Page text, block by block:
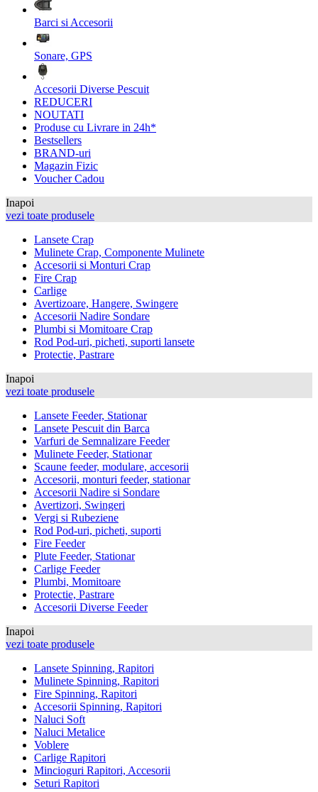
Barci si Accesorii
Sonare, GPS
Accesorii Diverse Pescuit
REDUCERI
NOUTATI
Produse cu Livrare in 24h*
Bestsellers
BRAND-uri
Magazin Fizic
Voucher Cadou
Inapoi
vezi toate produsele
Lansete Crap
Mulinete Crap, Componente Mulinete
Accesorii si Monturi Crap
Fire Crap
Carlige
Avertizoare, Hangere, Swingere
Accesorii Nadire Sondare
Plumbi si Momitoare Crap
Rod Pod-uri, picheti, suporti lansete
Protectie, Pastrare
Inapoi
vezi toate produsele
Lansete Feeder, Stationar
Lansete Pescuit din Barca
Varfuri de Semnalizare Feeder
Mulinete Feeder, Stationar
Scaune feeder, modulare, accesorii
Accesorii, monturi feeder, stationar
Accesorii Nadire si Sondare
Avertizori, Swingeri
Vergi si Rubeziene
Rod Pod-uri, picheti, suporti
Fire Feeder
Plute Feeder, Stationar
Carlige Feeder
Plumbi, Momitoare
Protectie, Pastrare
Accesorii Diverse Feeder
Inapoi
vezi toate produsele
Lansete Spinning, Rapitori
Mulinete Spinning, Rapitori
Fire Spinning, Rapitori
Accesorii Spinning, Rapitori
Naluci Soft
Naluci Metalice
Voblere
Carlige Rapitori
Mincioguri Rapitori, Accesorii
Seturi Rapitori